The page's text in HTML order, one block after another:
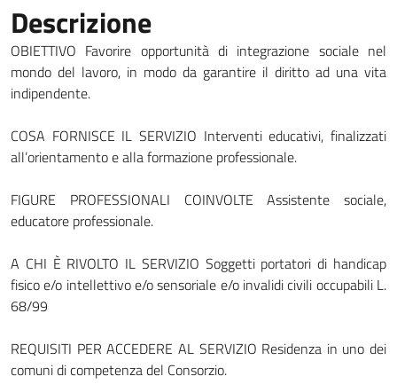
Descrizione
OBIETTIVO Favorire opportunità di integrazione sociale nel
mondo del lavoro, in modo da garantire il diritto ad una vita
indipendente.
COSA FORNISCE IL SERVIZIO Interventi educativi, finalizzati
all’orientamento e alla formazione professionale.
FIGURE PROFESSIONALI COINVOLTE Assistente sociale,
educatore professionale.
A CHI È RIVOLTO IL SERVIZIO Soggetti portatori di handicap
fisico e/o intellettivo e/o sensoriale e/o invalidi civili occupabili L.
68/99
REQUISITI PER ACCEDERE AL SERVIZIO Residenza in uno dei
comuni di competenza del Consorzio.